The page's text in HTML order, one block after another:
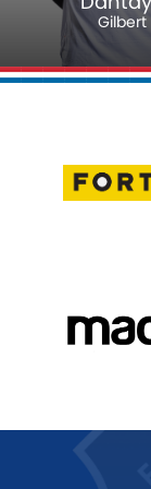
Gilbert